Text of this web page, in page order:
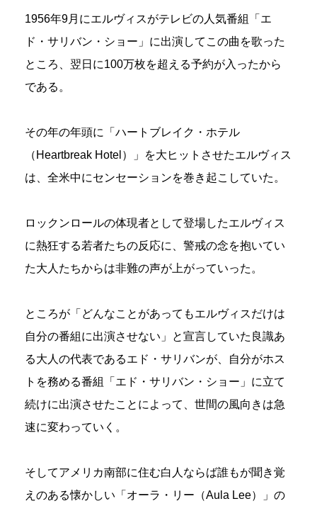
1956年9月にエルヴィスがテレビの人気番組「エ
ド・サリバン・ショー」に出演してこの曲を歌った
ところ、翌日に100万枚を超える予約が入ったから
である。
その年の年頭に「ハートブレイク・ホテル
（Heartbreak Hotel）」を大ヒットさせたエルヴィス
は、全米中にセンセーションを巻き起こしていた。
ロックンロールの体現者として登場したエルヴィス
に熱狂する若者たちの反応に、警戒の念を抱いてい
た大人たちからは非難の声が上がっていった。
ところが「どんなことがあってもエルヴィスだけは
自分の番組に出演させない」と宣言していた良識あ
る大人の代表であるエド・サリバンが、自分がホス
トを務める番組「エド・サリバン・ショー」に立て
続けに出演させたことによって、世間の風向きは急
速に変わっていく。
そしてアメリカ南部に住む白人ならば誰もが聞き覚
えのある懐かしい「オーラ・リー（Aula Lee）」の